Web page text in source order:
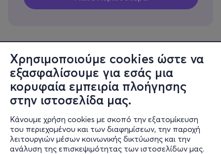
Χρησιμοποιούμε cookies ώστε να
εξασφαλίσουμε για εσάς μια
κορυφαία εμπειρία πλοήγησης
στην ιστοσελίδα μας.
Κάνουμε χρήση cookies με σκοπό την εξατομίκευση
του περιεχομένου και των διαφημίσεων, την παροχή
λειτουργιών μέσων κοινωνικής δικτύωσης και την
ανάλυση της επισκεψιμότητας των ιστοσελίδων μας.
Πληροφορίες
Υποστήριξη
Stay Connected